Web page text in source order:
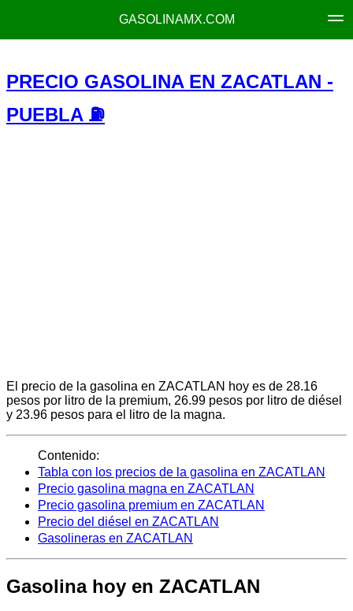
GASOLINAMX.COM
PRECIO GASOLINA EN ZACATLAN -
PUEBLA ⛽
El precio de la gasolina en ZACATLAN hoy es de 28.16
pesos por litro de la premium, 26.99 pesos por litro de diésel
y 23.96 pesos para el litro de la magna.
Contenido:
Tabla con los precios de la gasolina en ZACATLAN
Precio gasolina magna en ZACATLAN
Precio gasolina premium en ZACATLAN
Precio del diésel en ZACATLAN
Gasolineras en ZACATLAN
Gasolina hoy en ZACATLAN